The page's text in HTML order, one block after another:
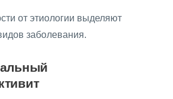
от этиологии выделяют
заболевания.